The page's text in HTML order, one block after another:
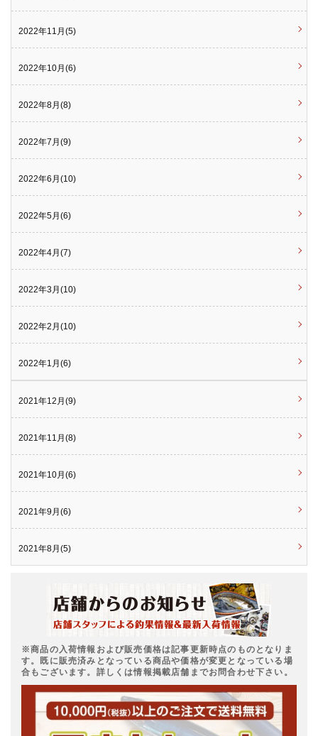
2022年11月(5)
2022年10月(6)
2022年8月(8)
2022年7月(9)
2022年6月(10)
2022年5月(6)
2022年4月(7)
2022年3月(10)
2022年2月(10)
2022年1月(6)
2021年12月(9)
2021年11月(8)
2021年10月(6)
2021年9月(6)
2021年8月(5)
※商品の入荷情報および販売価格は記事更新時点のものとなりま
す。既に販売済みとなっている商品や価格が変更となっている場
合もございます。詳しくは情報掲載店舗までお問合わせ下さい。